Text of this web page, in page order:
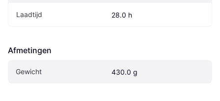
Laadtijd 28.0 h
Afmetingen
Gewicht 430.0 g